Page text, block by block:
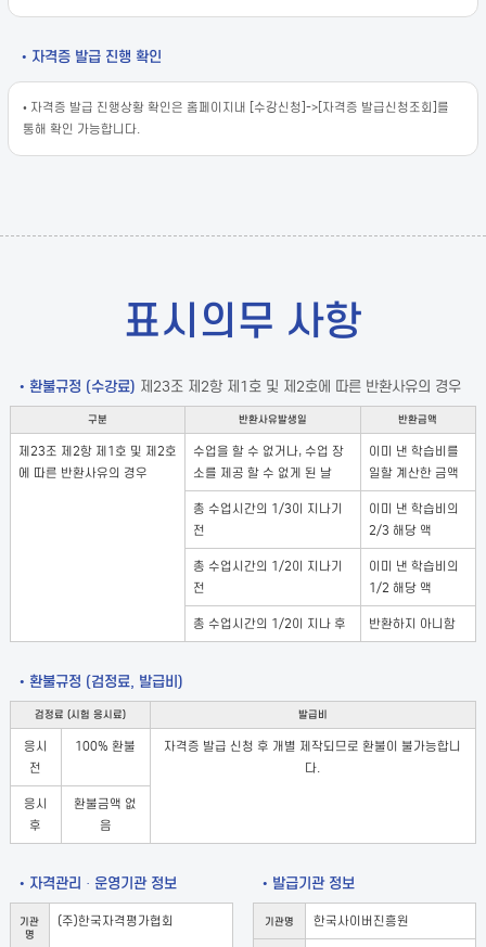
• 자격증 발급 진행 확인
• 자격증 발급 진행상황 확인은 홈페이지내 [수강신청]->[자격증 발급신청조회]를
통해 확인 가능합니다.
표시의무 사항
• 환불규정 (수강료) 제23조 제2항 제1호 및 제2호에 따른 반환사유의 경우
구분 반환사유발생일 반환금액
제23조 제2항 제1호 및 제2호
에 따른 반환사유의 경우
수업을 할 수 없거나, 수업 장
소를 제공 할 수 없게 된 날
이미 낸 학습비를
일할 계산한 금액
총 수업시간의 1/3이 지나기
전
이미 낸 학습비의
2/3 해당 액
총 수업시간의 1/2이 지나기
전
이미 낸 학습비의
1/2 해당 액
총 수업시간의 1/2이 지나 후 반환하지 아니함
• 환불규정 (검정료, 발급비)
검정료 (시험 응시료) 발급비
응시
전
100% 환불
자격증 발급 신청 후 개별 제작되므로 환불이 불가능합니
다.
응시
후
환불금액 없
음
• 자격관리 · 운영기관 정보
기관
명
(주)한국자격평가협회
• 발급기관 정보
기관명 한국사이버진흥원